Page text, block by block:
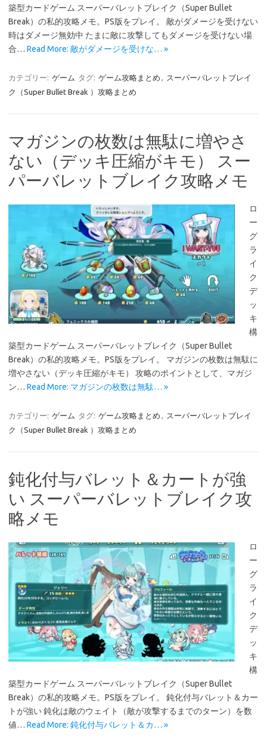
築型カードゲーム スーパーバレットブレイク（Super Bullet
Break）の私的攻略メモ。PS版をプレイ。 敵がダメージを受けない
時はダメージ無効中 たまに敵に攻撃してもダメージを受けない場
合… Read More: 敵がダメージを受けな… »
カテゴリー: ゲーム タグ: ゲーム攻略まとめ , スーパーバレットブレイ
ク（Super Bullet Break ）攻略まとめ
マガジンの枚数は無駄に増やさ
ない（デッキ圧縮がキモ） スー
パーバレットブレイク攻略メモ
ロ
ー
グ
ラ
イ
ク
デ
ッ
キ
構
築型カードゲーム スーパーバレットブレイク（Super Bullet
Break）の私的攻略メモ。PS版をプレイ。 マガジンの枚数は無駄に
増やさない（デッキ圧縮がキモ） 攻略のポイントとして、マガジ
ン… Read More: マガジンの枚数は無駄… »
カテゴリー: ゲーム タグ: ゲーム攻略まとめ , スーパーバレットブレイ
ク（Super Bullet Break ）攻略まとめ
鈍化付与バレット＆カートが強
い スーパーバレットブレイク攻
略メモ
ロ
ー
グ
ラ
イ
ク
デ
ッ
キ
構
築型カードゲーム スーパーバレットブレイク（Super Bullet
Break）の私的攻略メモ。PS版をプレイ。 鈍化付与バレット＆カー
トが強い 鈍化は敵のウェイト（敵が攻撃するまでのターン）を数
値… Read More: 鈍化付与バレット＆カ… »